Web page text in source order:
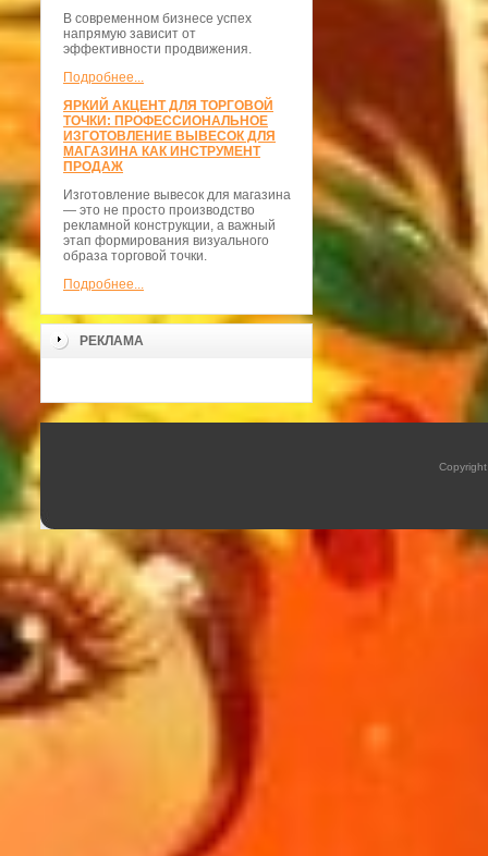
В современном бизнесе успех
напрямую зависит от
эффективности продвижения.
Подробнее...
ЯРКИЙ АКЦЕНТ ДЛЯ ТОРГОВОЙ
ТОЧКИ: ПРОФЕССИОНАЛЬНОЕ
ИЗГОТОВЛЕНИЕ ВЫВЕСОК ДЛЯ
МАГАЗИНА КАК ИНСТРУМЕНТ
ПРОДАЖ
Изготовление вывесок для магазина
— это не просто производство
рекламной конструкции, а важный
этап формирования визуального
образа торговой точки.
Подробнее...
РЕКЛАМА